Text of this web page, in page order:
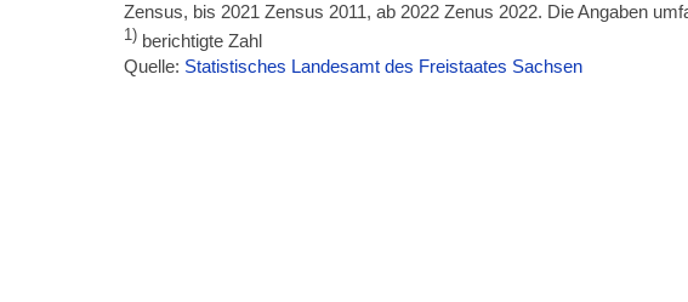
Zensus, bis 2021 Zensus 2011, ab 2022 Zenus 2022. Die Angaben
1) berichtigte Zahl
Quelle: Statistisches Landesamt des Freistaates Sachsen